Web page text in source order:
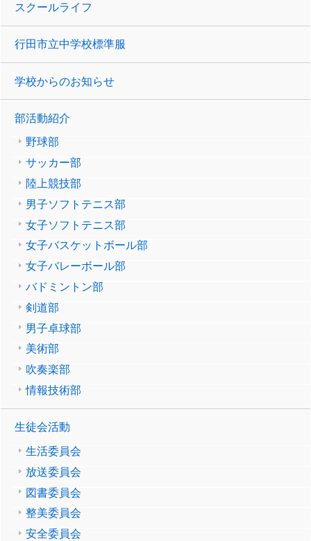
スクールライフ
行田市立中学校標準服
学校からのお知らせ
部活動紹介
野球部
サッカー部
陸上競技部
男子ソフトテニス部
女子ソフトテニス部
女子バスケットボール部
女子バレーボール部
バドミントン部
剣道部
男子卓球部
美術部
吹奏楽部
情報技術部
生徒会活動
生活委員会
放送委員会
図書委員会
整美委員会
安全委員会